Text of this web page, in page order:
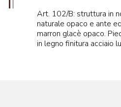
Art. 102/B: struttura in
naturale opaco e ante
marron glacè opaco.
in legno finitura acciaio